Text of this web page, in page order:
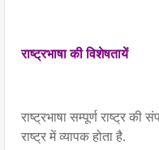
राष्ट्रभाषा की विशेषतायें
राष्ट्रभाषा सम्पूर्ण राष्ट्र की
राष्ट्र में व्यापक होता है.